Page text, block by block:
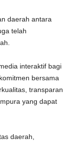
daerah antara
telah
interaktif bagi
bersama
transparan
yang dapat
daerah,